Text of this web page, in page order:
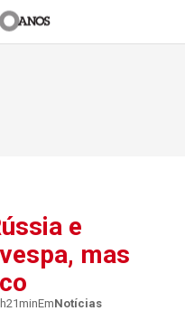
e
mas
EmNotícias